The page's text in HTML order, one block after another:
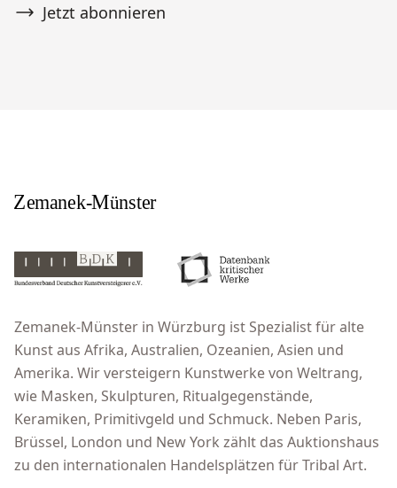
Jetzt abonnieren
Zemanek-Münster in Würzburg ist Spezialist für alte
Kunst aus Afrika, Australien, Ozeanien, Asien und
Amerika. Wir versteigern Kunstwerke von Weltrang,
wie Masken, Skulpturen, Ritualgegenstände,
Keramiken, Primitivgeld und Schmuck. Neben Paris,
Brüssel, London und New York zählt das Auktionshaus
zu den internationalen Handelsplätzen für Tribal Art.